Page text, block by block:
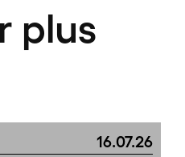
plus
16.07.26